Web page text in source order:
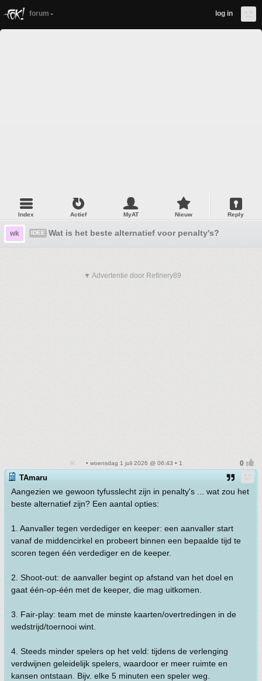
forum log in
Index Actief MyAT Nieuw Reply
wk IDEE Wat is het beste alternatief voor penalty's?
▼ Advertentie door Refinery89
• woensdag 1 juli 2026 @ 06:43 • 1
TAmaru
Aangezien we gewoon tyfusslecht zijn in penalty's ... wat zou het
beste alternatief zijn? Een aantal opties:
1. Aanvaller tegen verdediger en keeper: een aanvaller start
vanaf de middencirkel en probeert binnen een bepaalde tijd te
scoren tegen één verdediger en de keeper.
2. Shoot-out: de aanvaller begint op afstand van het doel en
gaat één-op-één met de keeper, die mag uitkomen.
3. Fair-play: team met de minste kaarten/overtredingen in de
wedstrijd/toernooi wint.
4. Steeds minder spelers op het veld: tijdens de verlenging
verdwijnen geleidelijk spelers, waardoor er meer ruimte en
kansen ontstaan. Bijv. elke 5 minuten een speler weg.